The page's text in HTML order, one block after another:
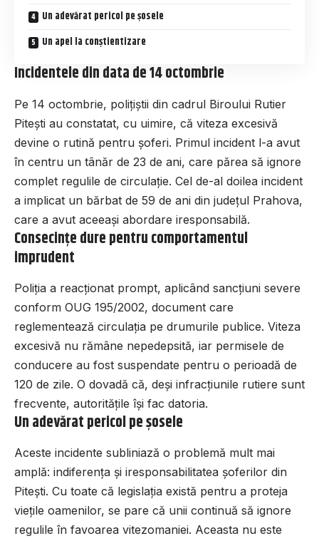
Un adevărat pericol pe șosele
Un apel la conștientizare
Incidentele din data de 14 octombrie
Pe 14 octombrie, polițiștii din cadrul Biroului Rutier
Pitești au constatat, cu uimire, că viteza excesivă
devine o rutină pentru șoferi. Primul incident l-a avut
în centru un tânăr de 23 de ani, care părea să ignore
complet regulile de circulație. Cel de-al doilea incident
a implicat un bărbat de 59 de ani din județul Prahova,
care a avut aceeași abordare iresponsabilă.
Consecințe dure pentru comportamentul
imprudent
Poliția a reacționat prompt, aplicând sancțiuni severe
conform OUG 195/2002, document care
reglementează circulația pe drumurile publice. Viteza
excesivă nu rămâne nepedepsită, iar permisele de
conducere au fost suspendate pentru o perioadă de
120 de zile. O dovadă că, deși infracțiunile rutiere sunt
frecvente, autoritățile își fac datoria.
Un adevărat pericol pe șosele
Aceste incidente subliniază o problemă mult mai
amplă: indiferența și iresponsabilitatea șoferilor din
Pitești. Cu toate că legislația există pentru a proteja
viețile oamenilor, se pare că unii continuă să ignore
regulile în favoarea vitezomaniei. Aceasta nu este